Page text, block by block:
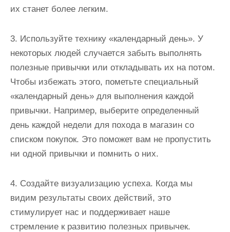
их станет более легким.
3. Используйте технику «календарный день». У
некоторых людей случается забыть выполнять
полезные привычки или откладывать их на потом.
Чтобы избежать этого, пометьте специальный
«календарный день» для выполнения каждой
привычки. Например, выберите определенный
день каждой недели для похода в магазин со
списком покупок. Это поможет вам не пропустить
ни одной привычки и помнить о них.
4. Создайте визуализацию успеха. Когда мы
видим результаты своих действий, это
стимулирует нас и поддерживает наше
стремление к развитию полезных привычек.